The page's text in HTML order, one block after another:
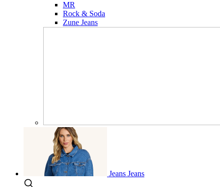
MR
Rock & Soda
Zune Jeans
Jeans Jeans